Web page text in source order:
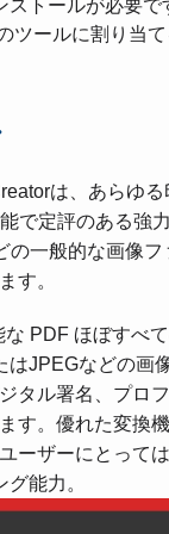
ストールが必要で
ツールに割り当
は、あらゆ
で定評のある強
の一般的な画像
す。
PDF ほぼすべ
はJPEGなどの画
タル署名、プロ
す。優れた変換
ーザーにとって
能力。